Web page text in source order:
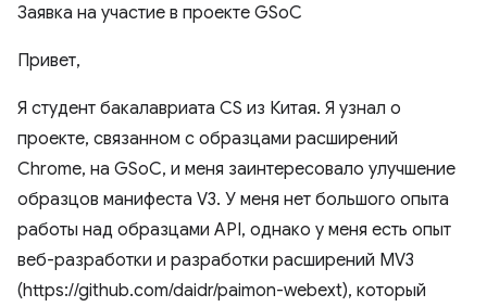
Заявка на участие в проекте GSoC
Привет,
Я студент бакалавриата CS из Китая. Я узнал о
проекте, связанном с образцами расширений
Chrome, на GSoC, и меня заинтересовало улучшение
образцов манифеста V3. У меня нет большого опыта
работы над образцами API, однако у меня есть опыт
веб-разработки и разработки расширений MV3
(https://github.com/daidr/paimon-webext), который